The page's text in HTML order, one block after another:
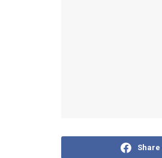
Share